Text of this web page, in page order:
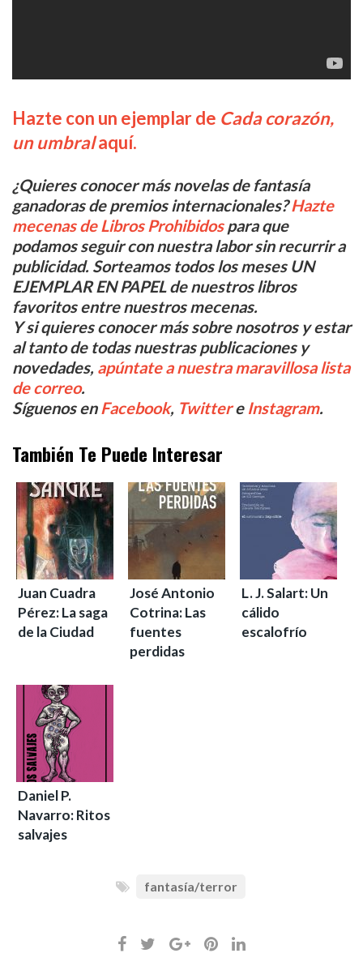
Hazte con un ejemplar de Cada corazón,
un umbralaquí.
¿Quieres conocer más novelas de fantasía
ganadoras de premios internacionales?Hazte
mecenas de Libros Prohibidospara que
podamos seguir con nuestra labor sin recurrir a
publicidad. Sorteamos todos los meses UN
EJEMPLAR EN PAPEL de nuestros libros
favoritos entre nuestros mecenas.
Y si quieres conocer más sobre nosotros y estar
al tanto de todas nuestras publicaciones y
novedades, apúntate a nuestra maravillosa lista
de correo.
Síguenos enFacebook, Twittere Instagram.
También Te Puede Interesar
Juan Cuadra
Pérez: La saga
de la Ciudad
José Antonio
Cotrina: Las
fuentes
perdidas
L. J. Salart: Un
cálido
escalofrío
Daniel P.
Navarro: Ritos
salvajes
fantasía/terror